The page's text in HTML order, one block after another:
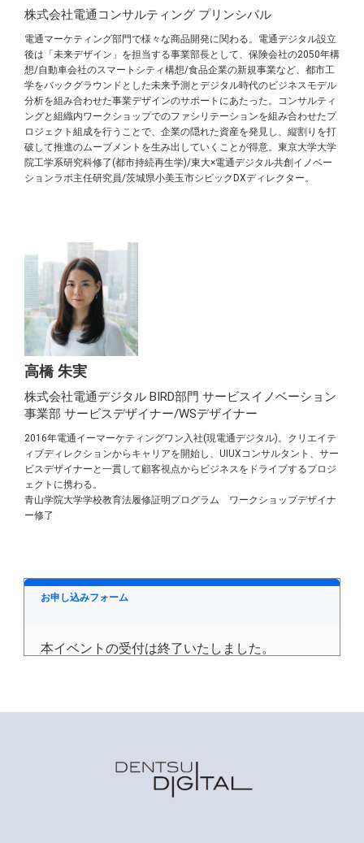
株式会社電通コンサルティング プリンシパル
電通マーケティング部門で様々な商品開発に関わる。電通デジタル設立
後は「未来デザイン」を担当する事業部長として、保険会社の2050年構
想/自動車会社のスマートシティ構想/食品企業の新規事業など、都市工
学をバックグラウンドとした未来予測とデジタル時代のビジネスモデル
分析を組み合わせた事業デザインのサポートにあたった。コンサルティ
ングと組織内ワークショップでのファシリテーションを組み合わせたプ
ロジェクト組成を行うことで、企業の隠れた資産を発見し、縦割りを打
破して推進のムーブメントを生み出していくことが得意。東京大学大学
院工学系研究科修了(都市持続再生学)/東大×電通デジタル共創イノベー
ションラボ主任研究員/茨城県小美玉市シビックDXディレクター。
高橋 朱実
株式会社電通デジタル BIRD部門 サービスイノベーション
事業部 サービスデザイナー/WSデザイナー
2016年電通イーマーケティングワン入社(現電通デジタル)。クリエイテ
ィブディレクションからキャリアを開始し、UIUXコンサルタント、サー
ビスデザイナーと一貫して顧客視点からビジネスをドライブするプロジ
ェクトに携わる。
青山学院大学学校教育法履修証明プログラム ワークショップデザイナ
ー修了
お申し込みフォーム
本イベントの受付は終了いたしました。